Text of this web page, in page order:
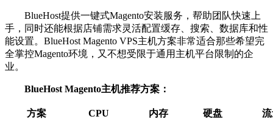
BlueHost提供一键式Magento安装服务，帮助团队快速上
手，同时还能根据店铺需求灵活配置缓存、搜索、数据库和性
能设置。BlueHost Magento VPS主机方案非常适合那些希望完
全掌控Magento环境，又不想受限于通用主机平台限制的企
业。
BlueHost Magento主机推荐方案：
方案 CPU 内存 硬盘